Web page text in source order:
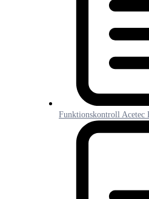
Funktionskontroll Acetec